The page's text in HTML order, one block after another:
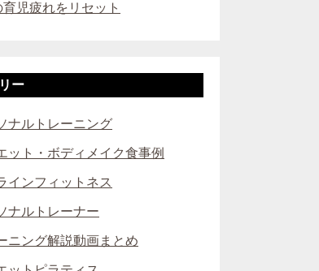
児疲れをリセット
ー
ナルトレーニング
ット・ボディメイク食事例
インフィットネス
ナルトレーナー
ニング解説動画まとめ